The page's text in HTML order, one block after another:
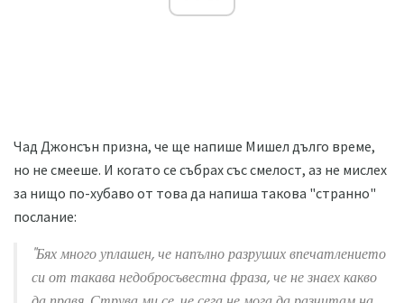
Чад Джонсън призна, че ще напише Мишел дълго време,
но не смееше. И когато се събрах със смелост, аз не мислех
за нищо по-хубаво от това да напиша такова "странно"
послание:
"Бях много уплашен, че напълно разруших впечатлението
си от такава недобросъвестна фраза, че не знаех какво